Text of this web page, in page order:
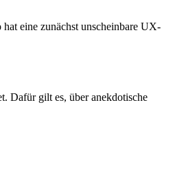
eine zunächst unscheinbare UX-
Dafür gilt es, über anekdotische